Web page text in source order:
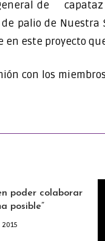
de
palio de Nuestra
este proyecto
con los
poder colaborar
posible”